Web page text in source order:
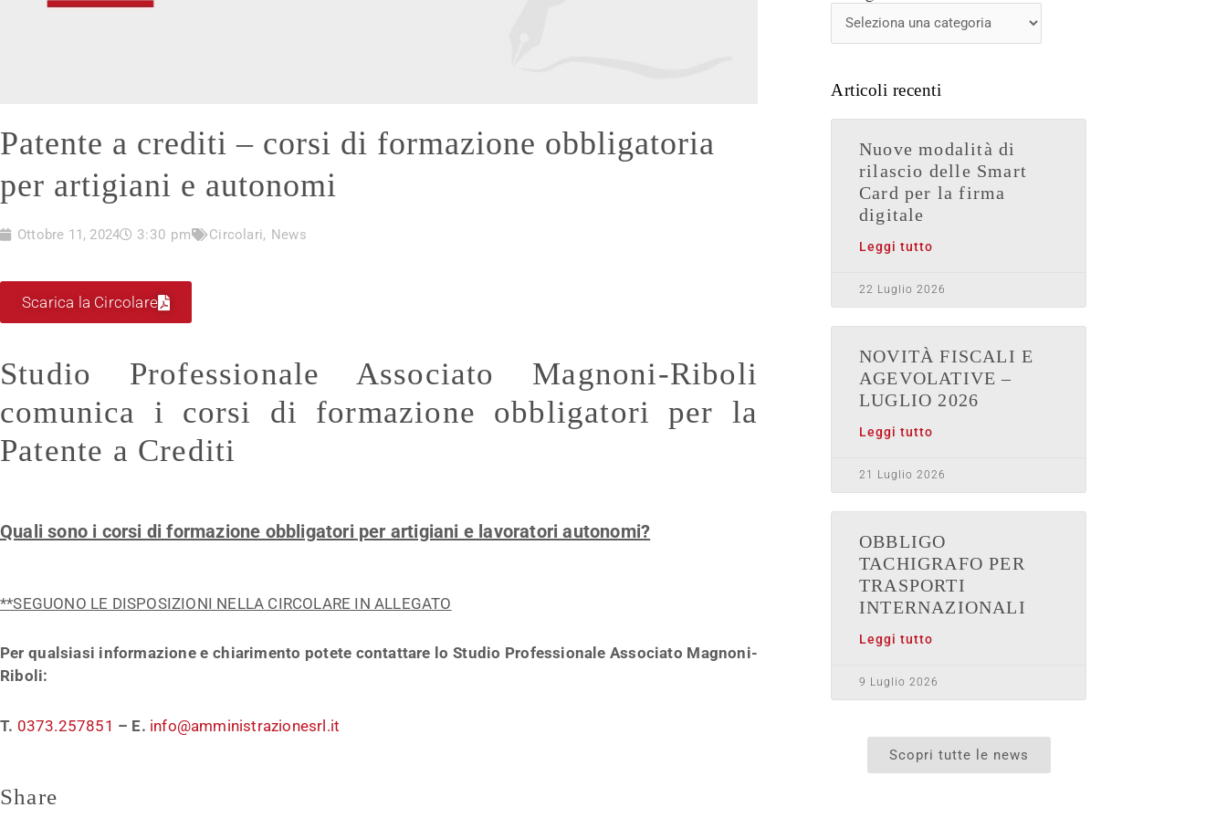
Patente a crediti – corsi di formazione obbligatoria
per artigiani e autonomi
Ottobre 11, 2024 3:30 pm Circolari, News
Scarica la Circolare
Studio Professionale Associato Magnoni-Riboli
comunica i corsi di formazione obbligatori per la
Patente a Crediti
Quali sono i corsi di formazione obbligatori per artigiani e lavoratori autonomi?
**SEGUONO LE DISPOSIZIONI NELLA CIRCOLARE IN ALLEGATO
Per qualsiasi informazione e chiarimento potete contattare lo Studio Professionale Associato Magnoni-
Riboli:
T. 0373.257851 – E. info@amministrazionesrl.it
Share
News
Articoli recenti
Nuove modalità di
rilascio delle Smart
Card per la firma
digitale
Leggi tutto
22 Luglio 2026
NOVITÀ FISCALI E
AGEVOLATIVE –
LUGLIO 2026
Leggi tutto
21 Luglio 2026
OBBLIGO
TACHIGRAFO PER
TRASPORTI
INTERNAZIONALI
Leggi tutto
9 Luglio 2026
Scopri tutte le news